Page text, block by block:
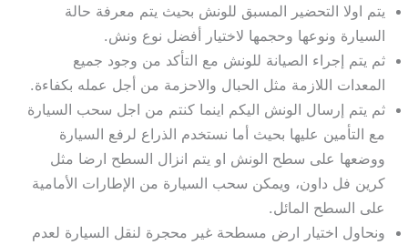
يتم اولا التحضير المسبق للونش بحيث يتم معرفة حالة
السيارة ونوعها وحجمها لاختيار أفضل نوع ونش.
ثم يتم إجراء الصيانة للونش مع التأكد من وجود جميع
المعدات اللازمة مثل الحبال والاحزمة من أجل عمله بكفاءة.
ثم يتم إرسال الونش اليكم اينما كنتم من اجل سحب السيارة
مع التأمين عليها بحيث أما نستخدم الذراع لرفع السيارة
ووضعها على سطح الونش او يتم انزال السطح ارضا مثل
كرين فل داون، ويمكن سحب السيارة من الإطارات الأمامية
على السطح المائل.
ونحاول اختيار ارض مسطحة غير محجرة لنقل السيارة لعدم